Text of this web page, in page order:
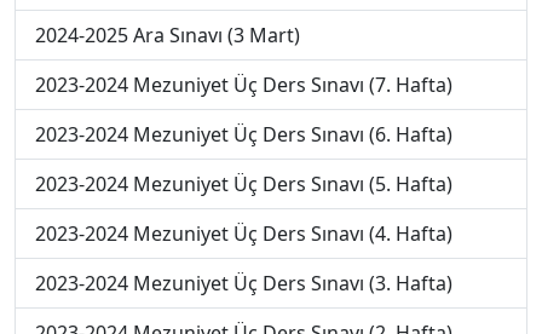
2024-2025 Ara Sınavı (3 Mart)
2023-2024 Mezuniyet Üç Ders Sınavı (7. Hafta)
2023-2024 Mezuniyet Üç Ders Sınavı (6. Hafta)
2023-2024 Mezuniyet Üç Ders Sınavı (5. Hafta)
2023-2024 Mezuniyet Üç Ders Sınavı (4. Hafta)
2023-2024 Mezuniyet Üç Ders Sınavı (3. Hafta)